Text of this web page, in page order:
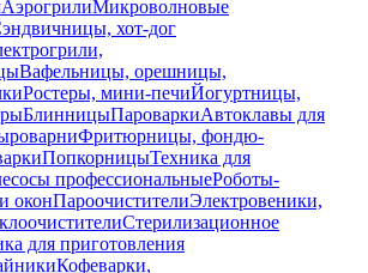
АэрогрилиМикроволновые
хот-дог
Вафельницы, орешницы,
Ростеры, мини-печиЙогуртницы,
БлинницыПароваркиАвтоклавы для
Фритюрницы, фондю-
ПопкорницыТехника для
профессиональныеРоботы-
оконПароочистителиЭлектровеники,
Стерилизационное
для приготовления
Кофеварки,